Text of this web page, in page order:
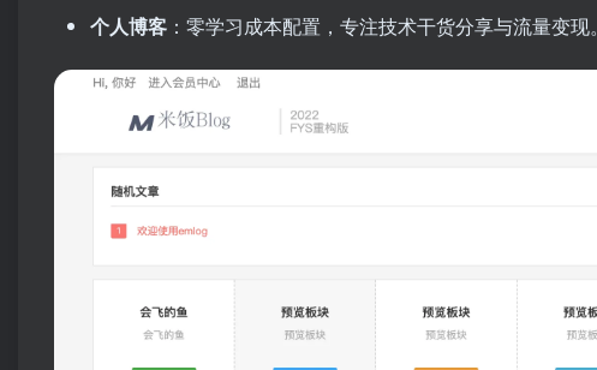
个人博客 ：零学习成本配置，专注技术干货分享与流量变现。